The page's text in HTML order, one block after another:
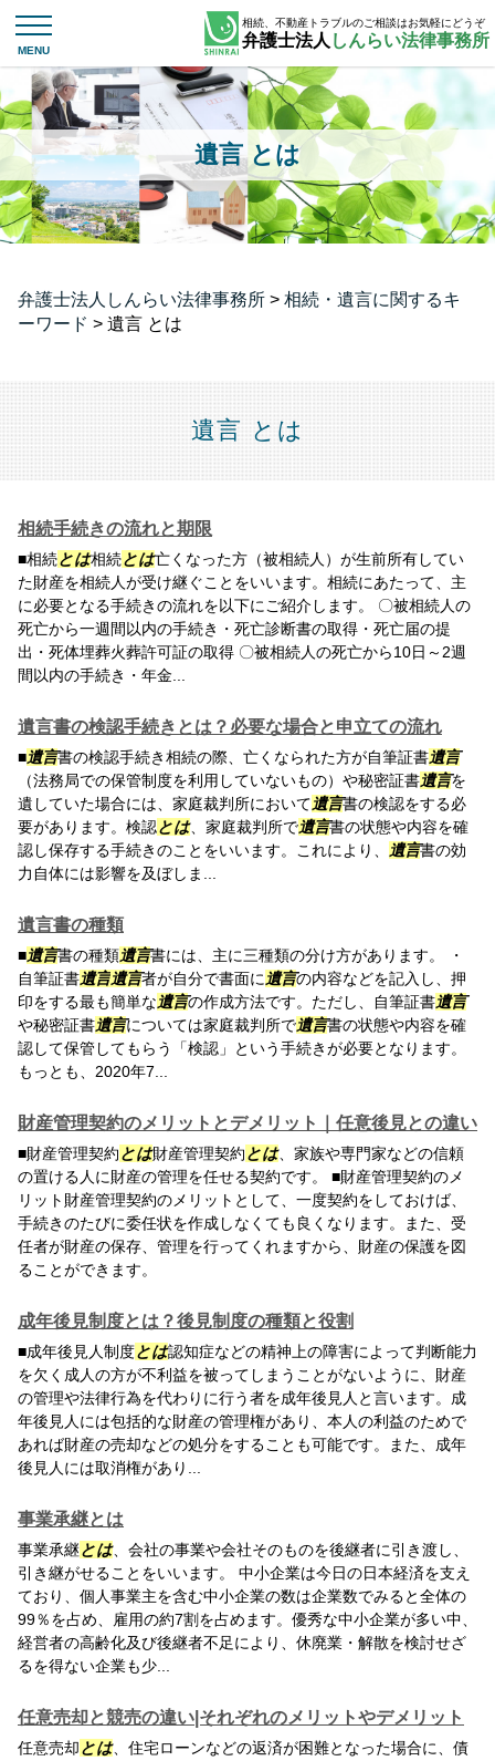
遺言 とは
相続、不動産トラブルのご相談はお気軽にどうぞ
弁護士法人 しんらい法律事務所
弁護士法人しんらい法律事務所 > 相続・遺言に関するキ
ーワード > 遺言 とは
遺言 とは
相続手続きの流れと期限
■相続とは相続とは亡くなった方（被相続人）が生前所有してい
た財産を相続人が受け継ぐことをいいます。相続にあたって、主
に必要となる手続きの流れを以下にご紹介します。 〇被相続人の
死亡から一週間以内の手続き・死亡診断書の取得・死亡届の提
出・死体埋葬火葬許可証の取得 〇被相続人の死亡から10日～2週
間以内の手続き・年金...
遺言書の検認手続きとは？必要な場合と申立ての流れ
■遺言書の検認手続き相続の際、亡くなられた方が自筆証書遺言
（法務局での保管制度を利用していないもの）や秘密証書遺言を
遺していた場合には、家庭裁判所において遺言書の検認をする必
要があります。検認とは、家庭裁判所で遺言書の状態や内容を確
認し保存する手続きのことをいいます。これにより、
遺言書の効
力自体には影響を及ぼしま...
遺言書の種類
■遺言書の種類遺言書には、主に三種類の分け方があります。 ・
自筆証書遺言遺言者が自分で書面に 遺言の内容などを記入し、押
印をする最も簡単な遺言の作成方法です。ただし、自筆証書遺言
や秘密証書遺言については家庭裁判所で遺言書の状態や内容を確
認して保管してもらう「検認」という手続きが必要となります。
もっとも、2020年7...
財産管理契約のメリットとデメリット｜任意後見との違い
■財産管理契約とは財産管理契約とは、家族や専門家などの信頼
の置ける人に財産の管理を任せる契約です。 ■財産管理契約のメ
リット財産管理契約のメリットとして、一度契約をしておけば、
手続きのたびに委任状を作成しなくても良くなります。また、受
任者が財産の保存、管理を行ってくれますから、財産の保護を図
ることができます。
成年後見制度とは？後見制度の種類と役割
■成年後見人制度とは認知症などの精神上の障害によって判断能力
を欠く成人の方が不利益を被ってしまうことがないように、財産
の管理や法律行為を代わりに行う者を成年後見人と言います。成
年後見人には包括的な財産の管理権があり、本人の利益のためで
あれば財産の売却などの処分をすることも可能です。また、成年
後見人には取消権があり...
事業承継とは
事業承継とは、会社の事業や会社そのものを後継者に引き渡し、
引き継がせることをいいます。 中小企業は今日の日本経済を支え
ており、個人事業主を含む中小企業の数は企業数でみると全体の
99％を占め、雇用の約7割を占めます。優秀な中小企業が多い中、
経営者の高齢化及び後継者不足により、休廃業・解散を検討せざ
るを得ない企業も少...
任意売却と競売の違い|それぞれのメリットやデメリット
任意売却とは、住宅ローンなどの返済が困難となった場合に、債